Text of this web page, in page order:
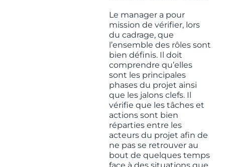
Le manager a pour
mission de vérifier, lors
du cadrage, que
l’ensemble des rôles sont
bien définis. Il doit
comprendre qu’elles
sont les principales
phases du projet ainsi
que les jalons clefs. Il
vérifie que les tâches et
actions sont bien
réparties entre les
acteurs du projet afin de
ne pas se retrouver au
bout de quelques temps